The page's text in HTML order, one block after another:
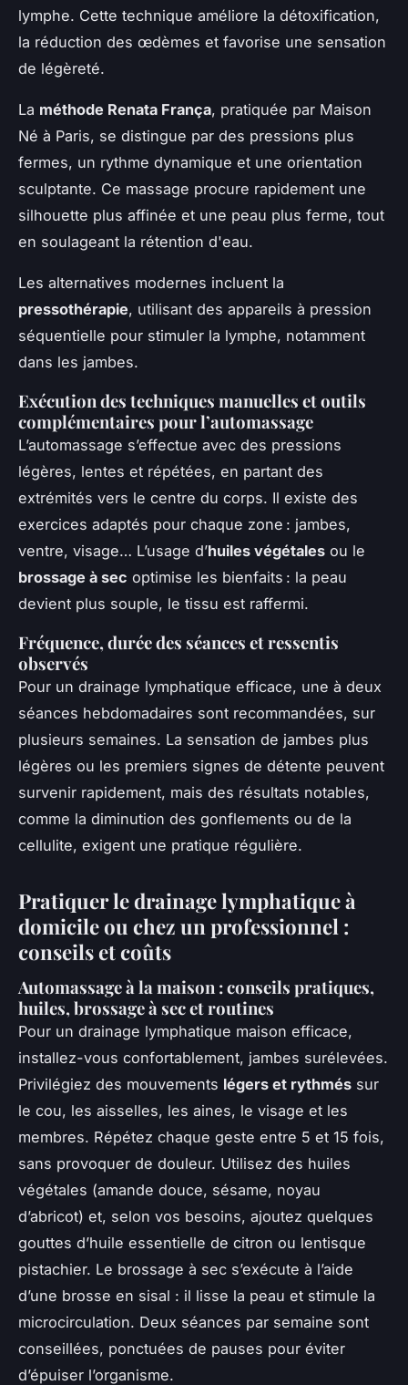
lymphe. Cette technique améliore la détoxification,
la réduction des œdèmes et favorise une sensation
de légèreté.
La méthode Renata França, pratiquée par Maison
Né à Paris, se distingue par des pressions plus
fermes, un rythme dynamique et une orientation
sculptante. Ce massage procure rapidement une
silhouette plus affinée et une peau plus ferme, tout
en soulageant la rétention d'eau.
Les alternatives modernes incluent la
pressothérapie, utilisant des appareils à pression
séquentielle pour stimuler la lymphe, notamment
dans les jambes.
Exécution des techniques manuelles et outils
complémentaires pour l’automassage
L’automassage s’effectue avec des pressions
légères, lentes et répétées, en partant des
extrémités vers le centre du corps. Il existe des
exercices adaptés pour chaque zone : jambes,
ventre, visage… L’usage d’huiles végétales ou le
brossage à sec optimise les bienfaits : la peau
devient plus souple, le tissu est raffermi.
Fréquence, durée des séances et ressentis
observés
Pour un drainage lymphatique efficace, une à deux
séances hebdomadaires sont recommandées, sur
plusieurs semaines. La sensation de jambes plus
légères ou les premiers signes de détente peuvent
survenir rapidement, mais des résultats notables,
comme la diminution des gonflements ou de la
cellulite, exigent une pratique régulière.
Pratiquer le drainage lymphatique à
domicile ou chez un professionnel :
conseils et coûts
Automassage à la maison : conseils pratiques,
huiles, brossage à sec et routines
Pour un drainage lymphatique maison efficace,
installez-vous confortablement, jambes surélevées.
Privilégiez des mouvements légers et rythmés sur
le cou, les aisselles, les aines, le visage et les
membres. Répétez chaque geste entre 5 et 15 fois,
sans provoquer de douleur. Utilisez des huiles
végétales (amande douce, sésame, noyau
d’abricot) et, selon vos besoins, ajoutez quelques
gouttes d’huile essentielle de citron ou lentisque
pistachier. Le brossage à sec s’exécute à l’aide
d’une brosse en sisal : il lisse la peau et stimule la
microcirculation. Deux séances par semaine sont
conseillées, ponctuées de pauses pour éviter
d’épuiser l’organisme.